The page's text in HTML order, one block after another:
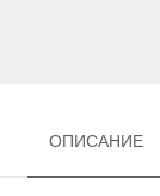
ОПИСАНИЕ